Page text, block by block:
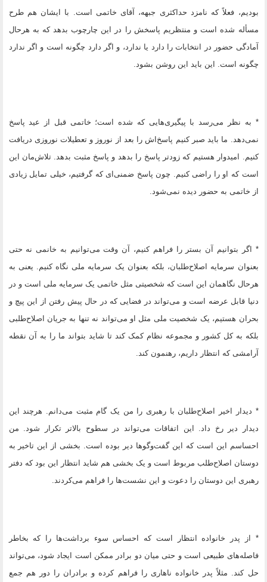
بودیم، فعلاً که نامزد حداکثری جبهه، آقای خاتمی است. با ایشان هم طرح
مسأله شده است و منتظریم پاسخش را در این چارچوب بدهد که به هرحال
آمادگی حضور در انتخابات را دارد یا ندارد، و اگر دارد چگونه است و اگر ندارد
چگونه است. این باید این روشن بشود.
* به نظر می‌رسد با پیگیری‌هایی که شده است؛ خاتمی قبل از عید پاسخ
نمی‌دهد. ما باید صبر کنیم پاسخ‌اش را بعد از نوروز و تعطیلات نوروزی دریافت
کنیم. امیدوار هستیم که زودتر پاسخ را بدهد و پاسخ مثبت بدهد. تلاش‌مان این
است که او را راضی کنیم. چون پاسخ ضمنی‌ای که گرفتیم، خیلی تمایل زیادی
از خاتمی به حضور دیده نمی‌شود.
* اگر بتوانیم آن بستر را فراهم کنیم، آن وقت می‌توانیم به خانمی نه حتی
بعنوان سرمایه اصلاح‌طلبان، بلکه بعنوان یک سرمایه ملی نگاه کنیم. یعنی به
هرحال نگاهمان این است که شخصیتی مثل خاتمی یک سرمایه ملی است و در
دنیا قابل عرضه است و می‌تواند در فضایی که در حال پیش رفتن از این پیچ و
بحران هستیم، یک شخصیت ملی مثل او می‌تواند نه تنها به جریان اصلاح‌طلبی
بلکه به کل کشور و مجموعه نظام کمک کند تا شاید بتواند ما را به آن نقطه
آرامشی که انتظار داریم، رهنمون کند.
* دیدار اخیر اصلاح‌طلبان با رهبری را من یک گام مثبت می‌دانم. هرچند این
دیدار دیر رخ داد. این اتفاقات می‌تواند در سطوح بالاتر تکرار شود. من
احساسم این است که این گفت‌وگوها دیر بوده است. بخشی‌ از این تاخیر به
دوستان اصلاح‌طلب‌ مربوط است و یک بخشی‌ هم شاید انتظار این بود که دفتر
رهبری این دوستان را دعوت و این نشست‌ها را فراهم می‌کردند.
* از پدر خانواده انتظار است که احساس سوء برداشت‌ها را که بخاطر
فاصله‌های طبیعی است و حتی میان دو برادر ممکن است ایجاد شود، می‌تواند
حل کند. مثلاً پدر خانواده ناهاری را فراهم کرده و برادران را دور هم جمع